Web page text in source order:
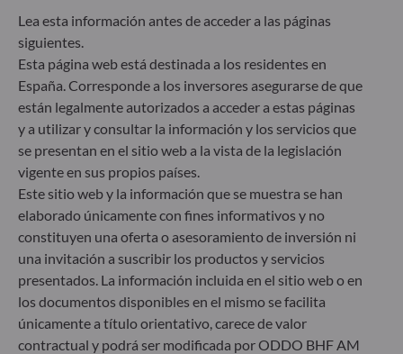
comparable y se entienda mejor por los inversores
finales. Artículo 6: El equipo de gestión no tiene en
cuenta riesgos de sostenibilidad ni incidencias
adversas de las decisiones de inversión en los
factores de sostenibilidad en el proceso de toma de
decisiones. Artículo 8: El equipo de gestión aborda
los riesgos de sostenibilidad integrando criterios
ESG (medioambientales, sociales y/o de gobierno
corporativo) en su proceso de toma de decisiones
de inversión. Artículo 9: El equipo de gestión
persigue un objetivo de inversión estrictamente
sostenible que contribuye de forma significativa a
los desafíos de la transición ecológica y aborda los
riesgos de sostenibilidad mediante las
datos ESG externo de la Sociedad gestora.
Lea esta información antes de acceder a las páginas
siguientes.
Esta página web está destinada a los residentes en
España. Corresponde a los inversores asegurarse de que
están legalmente autorizados a acceder a estas páginas
y a utilizar y consultar la información y los servicios que
se presentan en el sitio web a la vista de la legislación
vigente en sus propios países.
Este sitio web y la información que se muestra se han
elaborado únicamente con fines informativos y no
constituyen una oferta o asesoramiento de inversión ni
una invitación a suscribir los productos y servicios
presentados. La información incluida en el sitio web o en
los documentos disponibles en el mismo se facilita
únicamente a título orientativo, carece de valor
contractual y podrá ser modificada por ODDO BHF AM